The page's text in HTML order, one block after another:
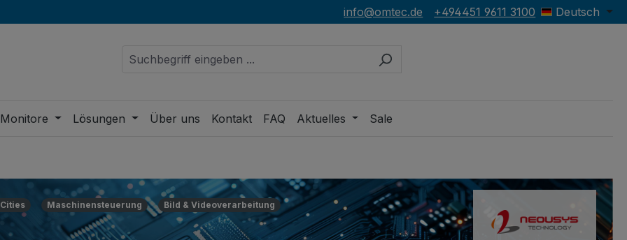
info@omtec.de +494451 9611 3100 Deutsch
Lösungen Über uns Kontakt FAQ Aktuelles Sale
Maschinensteuerung Bild & Videoverarbeitung